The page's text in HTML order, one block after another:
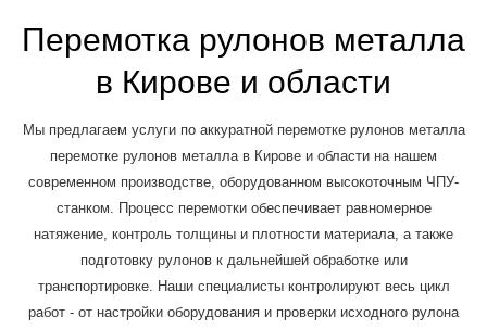
Перемотка рулонов металла
в Кирове и области
Мы предлагаем услуги по аккуратной перемотке рулонов металла
перемотке рулонов металла в Кирове и области на нашем
современном производстве, оборудованном высокоточным ЧПУ-
станком. Процесс перемотки обеспечивает равномерное
натяжение, контроль толщины и плотности материала, а также
подготовку рулонов к дальнейшей обработке или
транспортировке. Наши специалисты контролируют весь цикл
работ - от настройки оборудования и проверки исходного рулона